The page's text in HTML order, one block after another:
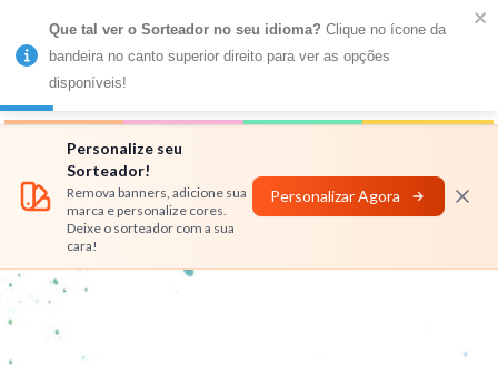
MENU
Números
Personalize seu
Sorteador!
Remova banners, adicione sua
marca e personalize cores.
Deixe o sorteador com a sua
cara!
Personalizar Agora
Que tal ver o Sorteador no seu idioma? Clique no ícone da
bandeira no canto superior direito para ver as opções
disponíveis!